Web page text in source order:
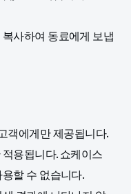
사하여 동료에게 보냅
객에게만 제공됩니다.
용됩니다. 쇼케이스
할 수 없습니다.